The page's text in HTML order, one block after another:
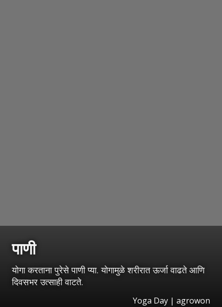
पाणी
योगा करताना पुरेसे पाणी प्या. योगामुळे शरीरात ऊर्जा वाढते आणि
दिवसभर उत्साही वाटते.
Yoga Day | agrowon